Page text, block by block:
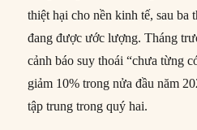
thiệt hại cho nền kinh tế, sau ba
đang được ước lượng. Tháng
cảnh báo suy thoái “chưa từng
giảm 10% trong nửa đầu năm
tập trung trong quý hai.